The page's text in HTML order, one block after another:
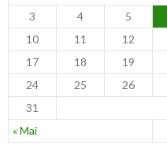
« Mai
3
4 5
10
11 12
17
18 19
24
25 26
31